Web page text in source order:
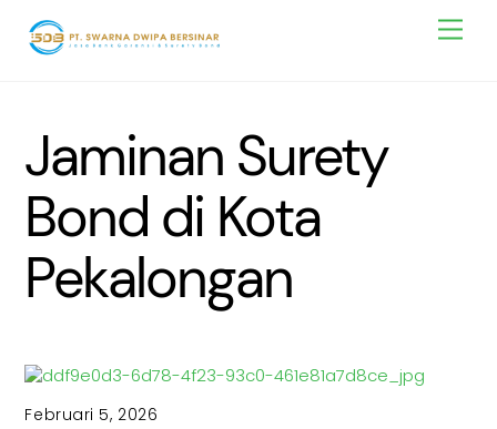
content
Jaminan Surety
Bond di Kota
Pekalongan
Februari 5, 2026